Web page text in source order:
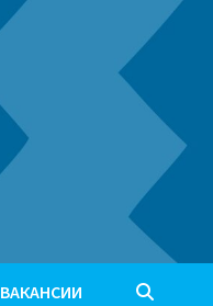
ВАКАНСИИ